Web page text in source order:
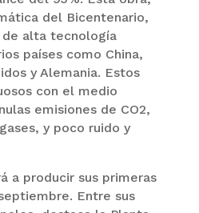
del Bicentenario,
de alta tecnología
países como China,
y Alemania. Estos
con el medio
emisiones de CO2,
y poco ruido y
a producir sus primeras
Entre sus